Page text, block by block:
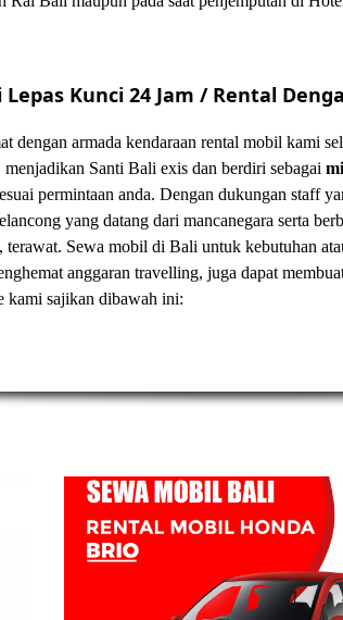
Kunci 24 Jam / Rental
dengan armada kendaraan rental mobil kami
Santi Bali exis dan berdiri sebagai
permintaan anda. Dengan dukungan staff
yang datang dari mancanegara serta
terawat. Sewa mobil di Bali untuk kebutuhan
anggaran travelling, juga dapat
kami sajikan dibawah ini: